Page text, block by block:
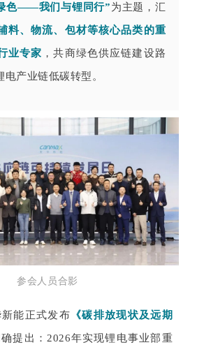
色——我们与锂同行”为主题，汇
料、物流、包材等核心品类的重
业专家 ，共商绿色供应链建设路
产业链低碳转型。
参会人员合影
能正式发布 《碳排放现状及远期
确提出：2026年实现锂电事业部重